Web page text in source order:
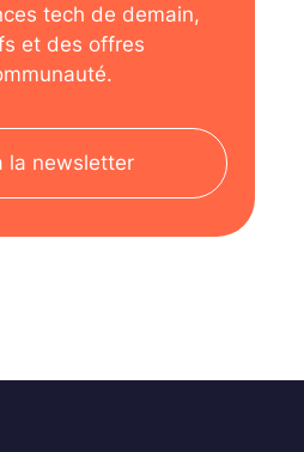
tech de demain,
et des offres
la newsletter